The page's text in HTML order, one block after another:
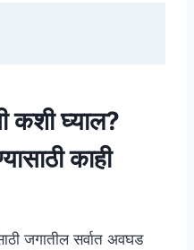
कशी घ्याल?
काही
जगातील सर्वात अवघड